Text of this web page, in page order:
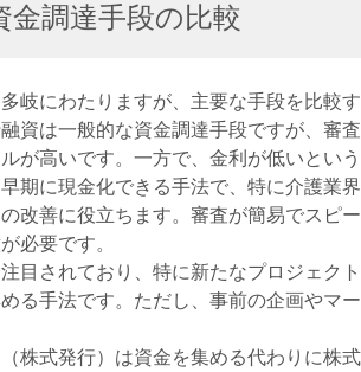
調達手段の比較
岐にわたりますが、主要な手段を比較
資は一般的な資金調達手段ですが、審
が高いです。一方で、金利が低いという
期に現金化できる手法で、特に介護業
改善に役立ちます。審査が簡易でスピ
必要です。
目されており、特に新たなプロジェク
る手法です。ただし、事前の企画やマ
株式発行）は資金を集める代わりに株